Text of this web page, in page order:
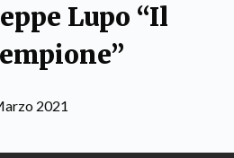
Lupo “Il
2021